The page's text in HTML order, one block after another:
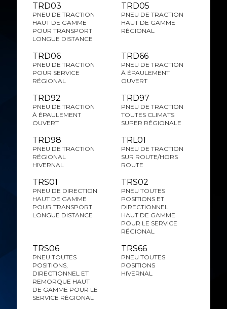
TRD03
PNEU DE TRACTION
HAUT DE GAMME
POUR TRANSPORT
LONGUE DISTANCE
TRD05
PNEU DE TRACTION
HAUT DE GAMME
RÉGIONAL
TRD06
PNEU DE TRACTION
POUR SERVICE
RÉGIONAL
TRD66
PNEU DE TRACTION
À ÉPAULEMENT
OUVERT
TRD92
PNEU DE TRACTION
À ÉPAULEMENT
OUVERT
TRD97
PNEU DE TRACTION
TOUTES CLIMATS
SUPER RÉGIONALE
TRD98
PNEU DE TRACTION
RÉGIONAL
HIVERNAL
TRL01
PNEU DE TRACTION
SUR ROUTE/HORS
ROUTE
TRS01
PNEU DE DIRECTION
HAUT DE GAMME
POUR TRANSPORT
LONGUE DISTANCE
TRS02
PNEU TOUTES
POSITIONS ET
DIRECTIONNEL
HAUT DE GAMME
POUR LE SERVICE
RÉGIONAL
TRS06
PNEU TOUTES
POSITIONS,
DIRECTIONNEL ET
REMORQUE HAUT
DE GAMME POUR LE
SERVICE RÉGIONAL
TRS66
PNEU TOUTES
POSITIONS
HIVERNAL